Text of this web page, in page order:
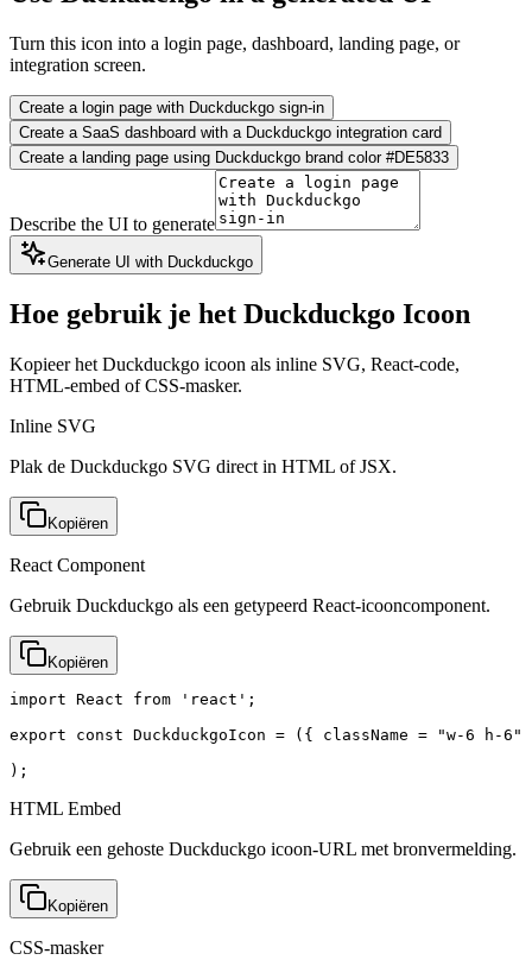
Turn this icon into a login page, dashboard, landing page, or
integration screen.
Create a login page with Duckduckgo sign-in
Create a SaaS dashboard with a Duckduckgo integration card
Create a landing page using Duckduckgo brand color #DE5833
Describe the UI to generate
Generate UI with Duckduckgo
Hoe gebruik je het Duckduckgo Icoon
Kopieer het Duckduckgo icoon als inline SVG, React-code,
HTML-embed of CSS-masker.
Inline SVG
Plak de Duckduckgo SVG direct in HTML of JSX.
Kopiëren
React Component
Gebruik Duckduckgo als een getypeerd React-icooncomponent.
Kopiëren
import React from 'react';
export const DuckduckgoIcon = ({ className = "w-6
);
HTML Embed
Gebruik een gehoste Duckduckgo icoon-URL met bronvermelding.
Kopiëren
CSS-masker